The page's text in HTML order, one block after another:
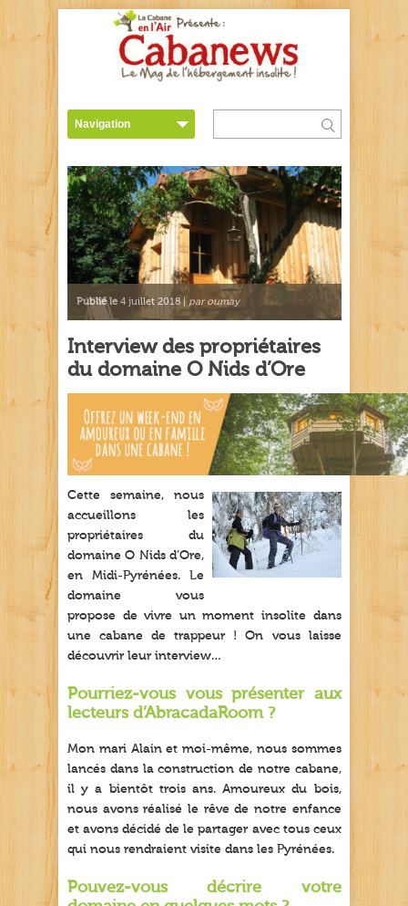
Publié le 4 juillet 2018 | par oumay
Interview des propriétaires
du domaine O Nids d’Ore
Cette semaine, nous
accueillons les
propriétaires du
domaine O Nids d’Ore,
en Midi-Pyrénées. Le
domaine vous
propose de vivre un moment insolite dans
une cabane de trappeur ! On vous laisse
découvrir leur interview…
Pourriez-vous vous présenter aux
lecteurs d’AbracadaRoom ?
Mon mari Alain et moi-même, nous sommes
lancés dans la construction de notre cabane,
il y a bientôt trois ans. Amoureux du bois,
nous avons réalisé le rêve de notre enfance
et avons décidé de le partager avec tous ceux
qui nous rendraient visite dans les Pyrénées.
Pouvez-vous décrire votre